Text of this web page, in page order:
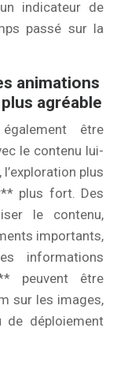
indicateur de
passé sur la
animations
agréable
être
le contenu lui-
plus
plus fort. Des
le contenu,
importants,
informations
peuvent être
sur les images,
de déploiement